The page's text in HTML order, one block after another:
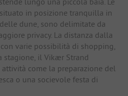
in posizione tranquilla in
dune, sono delimitate da
privacy. La distanza dalla
varie possibilità di shopping,
stagione, il Vikær Strand
come la preparazione del
o una socievole festa di